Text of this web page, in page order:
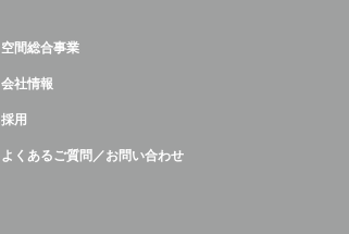
空間総合事業
会社情報
採用
よくあるご質問／お問い合わせ